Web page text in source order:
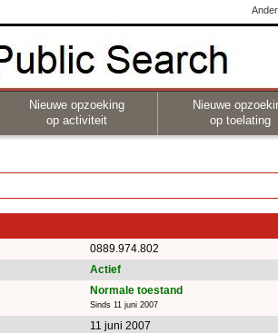
Nieuwe opzoeking
op activiteit
Nieuwe
op toelating
0889.974.802
Actief
Normale toestand
Sinds 11 juni 2007
11 juni 2007